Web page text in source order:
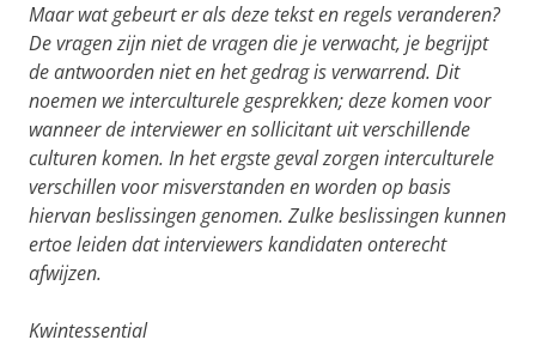
Maar wat gebeurt er als deze tekst en regels veranderen?
De vragen zijn niet de vragen die je verwacht, je begrijpt
de antwoorden niet en het gedrag is verwarrend. Dit
noemen we interculturele gesprekken; deze komen voor
wanneer de interviewer en sollicitant uit verschillende
culturen komen. In het ergste geval zorgen interculturele
verschillen voor misverstanden en worden op basis
hiervan beslissingen genomen. Zulke beslissingen kunnen
ertoe leiden dat interviewers kandidaten onterecht
afwijzen.
Kwintessential